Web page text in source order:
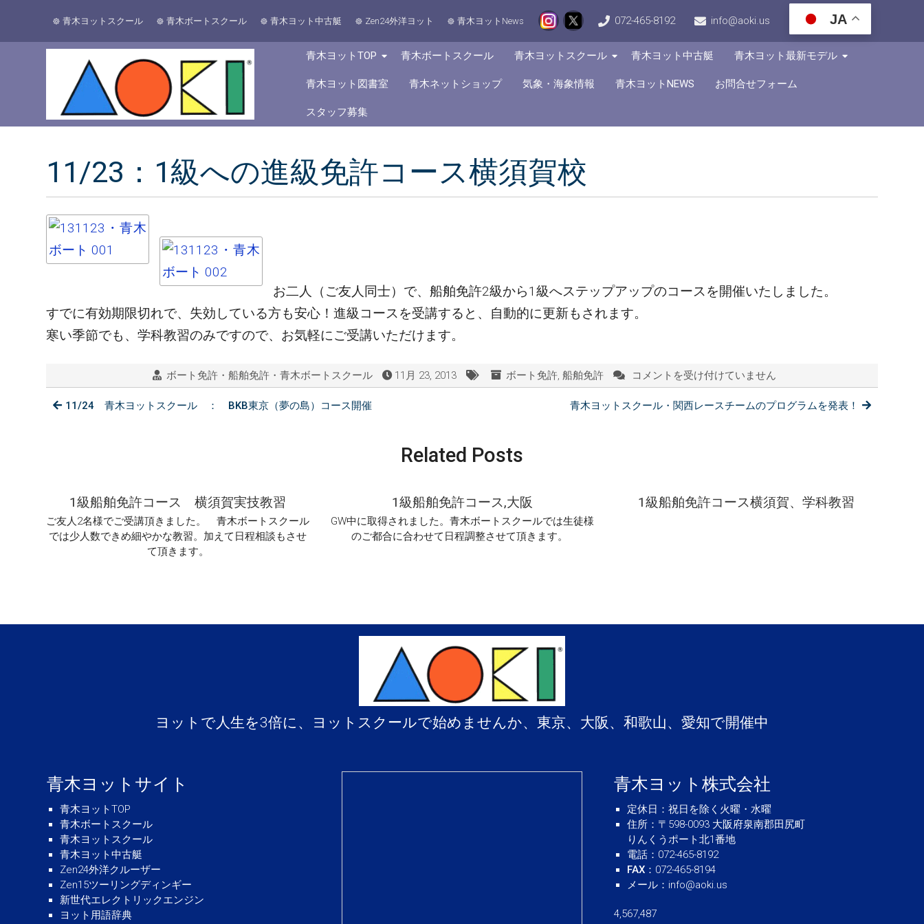
青木ヨットスクール 青木ボートスクール 青木ヨット中古艇 Zen24外洋ヨット 青木ヨットNews 072-465-8192 info@aoki.us JA
青木ヨットTOP 青木ボートスクール 青木ヨットスクール 青木ヨット中古艇 青木ヨット最新モデル
青木ヨット図書室 青木ネットショップ 気象・海象情報 青木ヨットNEWS お問合せフォーム
スタッフ募集
11/23：1級への進級免許コース横須賀校
お二人（ご友人同士）で、船舶免許2級から1級へステップアップのコースを開催いたしました。
すでに有効期限切れで、失効している方も安心！進級コースを受講すると、自動的に更新もされます。
寒い季節でも、学科教習のみですので、お気軽にご受講いただけます。
ボート免許・船舶免許・青木ボートスクール 11月 23, 2013 ボート免許, 船舶免許
11/23：
級
許
コメントを受け付けていません
11/24 青木ヨットスクール ： BKB東京（夢の島）コース開催 青木ヨットスクール・関西レースチームのプログラムを発表！
Related Posts
1級船舶免許コース 横須賀実技教習
ご友人2名様でご受講頂きました。 青木ボートスクール
では少人数できめ細やかな教習。加えて日程相談もさせ
て頂きます。
1級船舶免許コース,大阪
GW中に取得されました。青木ボートスクールでは生徒様
のご都合に合わせて日程調整させて頂きます。
1級船舶免許コース横須賀、学科教習
ヨットで人生を3倍に、ヨットスクールで始めませんか、東京、大阪、和歌山、愛知で開催中
青木ヨットサイト
青木ヨットTOP
青木ボートスクール
青木ヨットスクール
青木ヨット中古艇
Zen24外洋クルーザー
Zen15ツーリングディンギー
新世代エレクトリックエンジン
ヨット用語辞典
青木ヨット株式会社
定休日 ：祝日を除く火曜・水曜
住所 ：〒598-0093 大阪府泉南郡田尻町
りんくうポート北1番地
電話 ：072-465-8192
FAX ：072-465-8194
メール ： info@aoki.us
4,567,487